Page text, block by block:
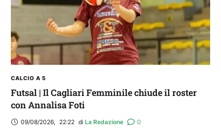
CALCIO A 5
Futsal | Il Cagliari Femminile chiude il roster
con Annalisa Foti
09/08/2026, 22:22 di La Redazione 0